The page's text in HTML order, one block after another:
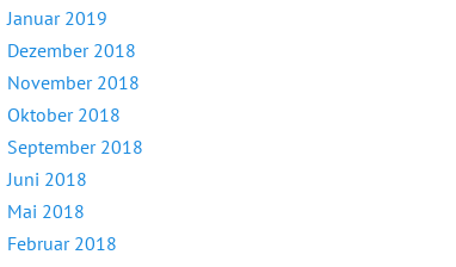
Januar 2019
Dezember 2018
November 2018
Oktober 2018
September 2018
Juni 2018
Mai 2018
Februar 2018